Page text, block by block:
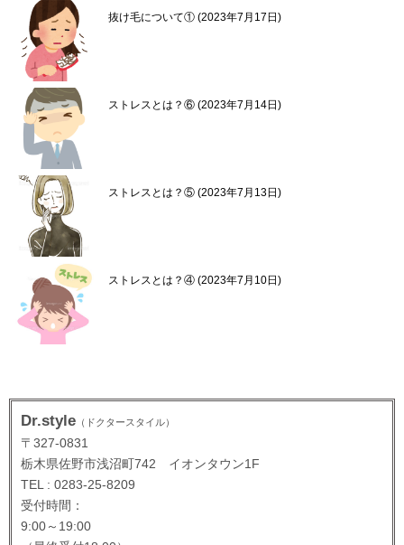
抜け毛について① 2023年7月17日
ストレスとは？⑥ 2023年7月14日
ストレスとは？⑤ 2023年7月13日
ストレスとは？④ 2023年7月10日
Dr.style （ドクタースタイル）
〒327-0831
栃木県佐野市浅沼町742 イオンタウン1F
TEL : 0283-25-8209
受付時間：
9:00～19:00